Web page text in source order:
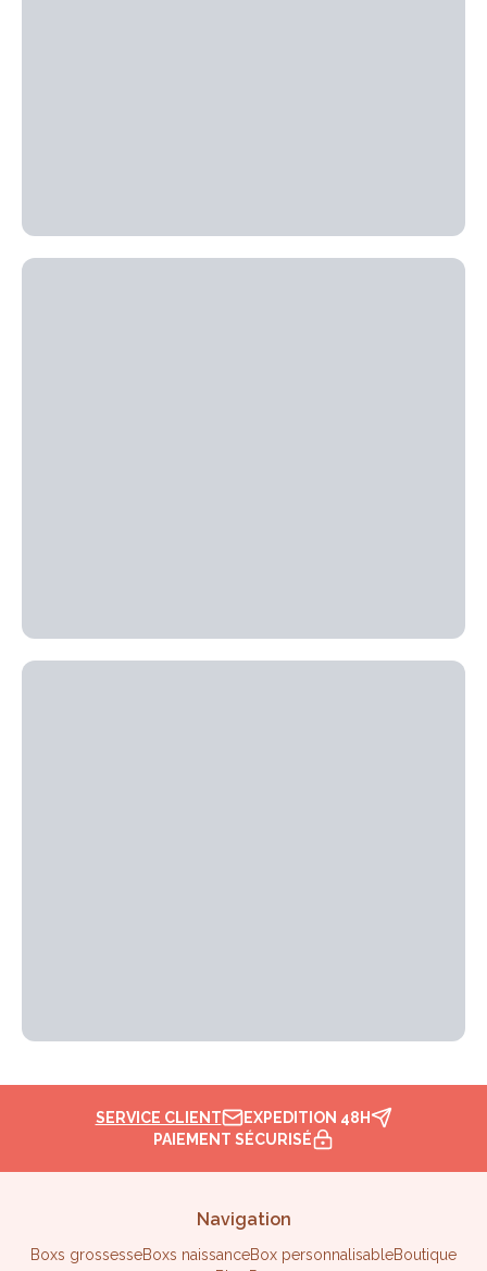
SERVICE CLIENT
EXPEDITION 48H
PAIEMENT SÉCURISÉ
Navigation
Boxs grossesseBoxs naissanceBox personnalisableBoutique